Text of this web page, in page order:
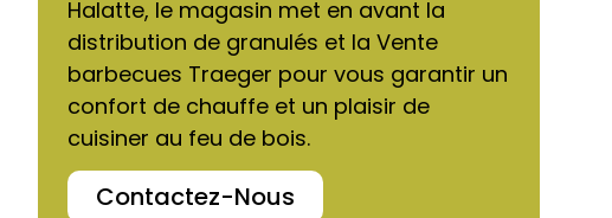
Halatte, le magasin met en avant la
distribution de granulés et la Vente
barbecues Traeger pour vous garantir un
confort de chauffe et un plaisir de
cuisiner au feu de bois.
Contactez-Nous